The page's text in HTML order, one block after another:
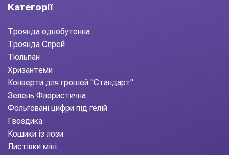
Категорії
Троянда однобутонна
Троянда Спрей
Тюльпан
Хризантеми
Конверти для грошей "Стандарт"
Зелень Флористична
Фольговані цифри під гелій
Гвоздика
Кошики із лози
Листівки міні